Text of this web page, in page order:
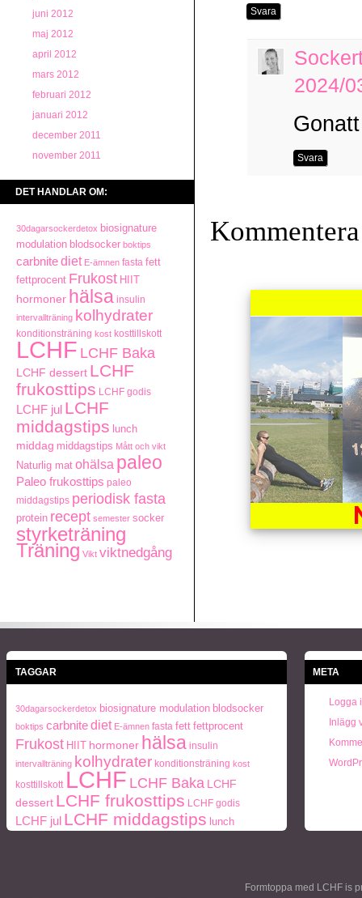
juni 2012
maj 2012
april 2012
mars 2012
februari 2012
januari 2012
december 2011
november 2011
DET HANDLAR OM:
30dagarsockerdetox biosignature
modulation blodsocker boktips
carbnitediet E-ämnen fasta fett
fettprocent Frukost HIIT
hormoner hälsa insulin
intervallträning kolhydrater
konditionsträning kost kosttillskott
LCHF LCHF Baka
LCHF dessert LCHF
frukosttips LCHF godis
LCHF jul LCHF
middagstips lunch
middag middagstips Mått och vikt
Naturlig mat ohälsa paleo
Paleo frukosttips paleo
middagstips periodisk fasta
protein recept semester socker
styrketräning
Träning Vikt viktnedgång
Svara
2024/
Svara
Kommentera
TAGGAR
30dagarsockerdetox biosignature modulation blodsocker
boktips carbnitediet E-ämnen fasta fett fettprocent
Frukost HIIT hormoner hälsa insulin
intervallträning kolhydrater konditionsträning kost
kosttillskott LCHF LCHF Baka LCHF
dessert LCHF frukosttips LCHF godis
LCHF jul LCHF middagstips lunch
META
Logga
Inlägg
Formtoppa med LCHF is